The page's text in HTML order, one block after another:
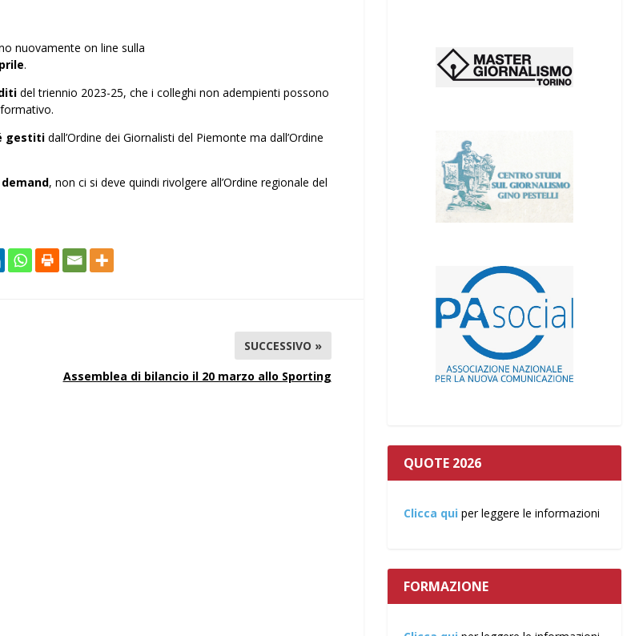
nuovamente on line sulla
.
del triennio 2023-25, che i colleghi non adempienti possono
gestiti dall’Ordine dei Giornalisti del Piemonte ma dall’Ordine
, non ci si deve quindi rivolgere all’Ordine regionale del
SUCCESSIVO »
Assemblea di bilancio il 20 marzo allo Sporting
QUOTE 2026
Clicca qui per leggere le informazioni
FORMAZIONE